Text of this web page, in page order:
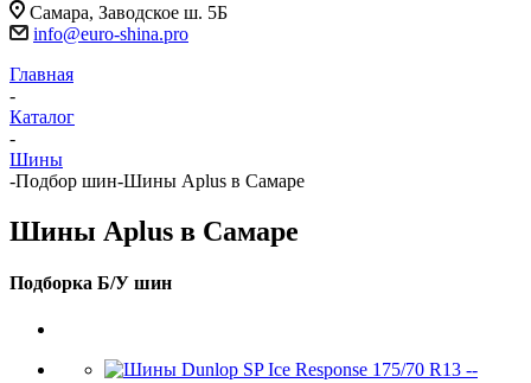
Самара, Заводское ш. 5Б
info@euro-shina.pro
Главная
-
Каталог
-
Шины
-Подбор шин-Шины Aplus в Самаре
Шины Aplus в Самаре
Подборка Б/У шин